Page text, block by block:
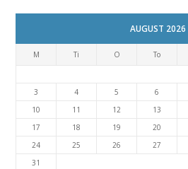
AUGUST 2026
M Ti O To
3
4 5 6
10
11 12 13
17
18 19 20
24
25 26 27
31